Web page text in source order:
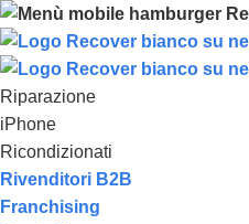
Riparazione
iPhone
Ricondizionati
Rivenditori B2B
Franchising